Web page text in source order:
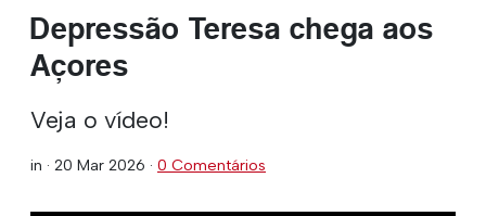
Depressão Teresa chega aos
Açores
Veja o vídeo!
in · 20 Mar 2026 · 0 Comentários